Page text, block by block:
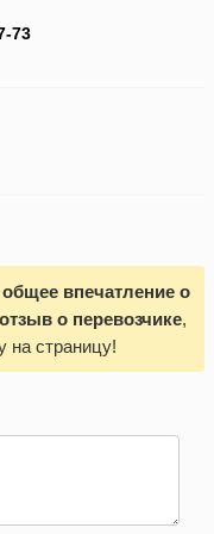
общее впечатление о
отзыв о перевозчике,
на страницу!